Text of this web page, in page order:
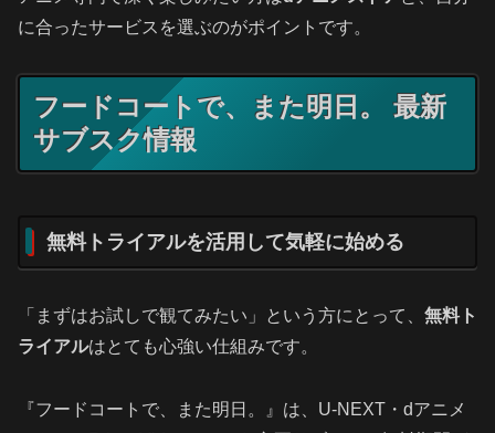
に合ったサービスを選ぶのがポイントです。
フードコートで、また明日。 最新
サブスク情報
無料トライアルを活用して気軽に始める
「まずはお試しで観てみたい」という方にとって、 無料ト
ライアルはとても心強い仕組みです。
『フードコートで、また明日。』は、U-NEXT・dアニメ